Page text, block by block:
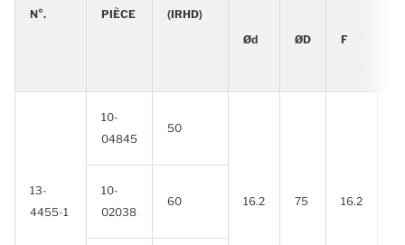
N°.
PIÈCE
(IRHD)
Ød ØD F
13-
4455-1
10-
04845
50
16.2 75 16.2
10-
02038
60